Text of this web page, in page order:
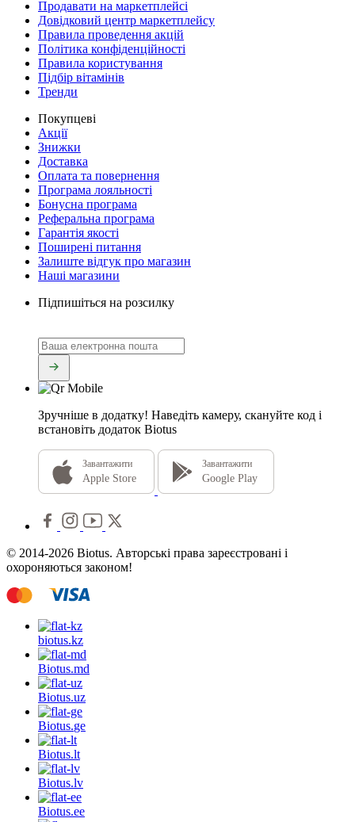
Продавати на маркетплейсі
Довідковий центр маркетплейсу
Правила проведення акцій
Політика конфіденційності
Правила користування
Підбір вітамінів
Тренди
Покупцеві
Акції
Знижки
Доставка
Оплата та повернення
Програма лояльності
Бонусна програма
Реферальна програма
Гарантія якості
Поширені питання
Залиште відгук про магазин
Наші магазини
Підпишіться на розсилку
Зручніше в додатку! Наведіть камеру, скануйте код і
встановіть додаток Biotus
Завантажити
Apple Store
Завантажити
Google Play
© 2014-2026 Biotus. Авторські права зареєстровані і
охороняються законом!
biotus.kz
Biotus.md
Biotus.uz
Biotus.ge
Biotus.lt
Biotus.lv
Biotus.ee